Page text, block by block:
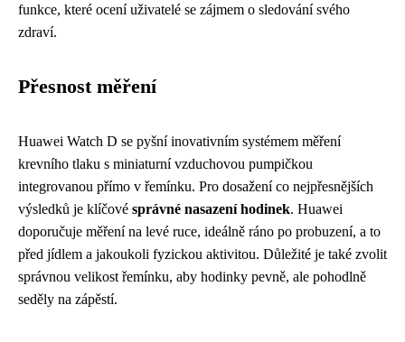
funkce, které ocení uživatelé se zájmem o sledování svého
zdraví.
Přesnost měření
Huawei Watch D se pyšní inovativním systémem měření
krevního tlaku s miniaturní vzduchovou pumpičkou
integrovanou přímo v řemínku. Pro dosažení co nejpřesnějších
výsledků je klíčové správné nasazení hodinek. Huawei
doporučuje měření na levé ruce, ideálně ráno po probuzení, a to
před jídlem a jakoukoli fyzickou aktivitou. Důležité je také zvolit
správnou velikost řemínku, aby hodinky pevně, ale pohodlně
seděly na zápěstí.